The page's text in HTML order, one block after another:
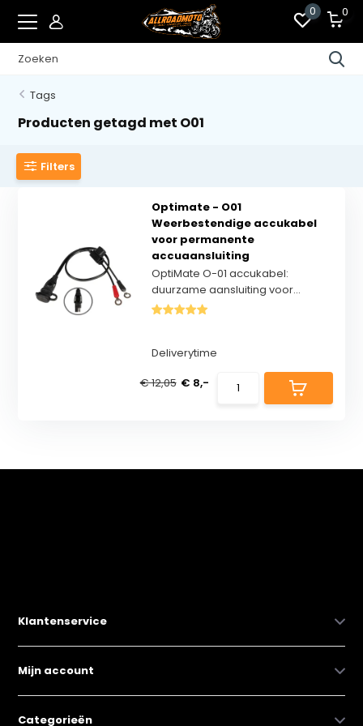
0 0
Tags
Producten getagd met O01
Filters
Optimate - O01
Weerbestendige accukabel
voor permanente
accuaansluiting
OptiMate O-01 accukabel:
duurzame aansluiting voor...
Deliverytime
€ 12,05 € 8,-
Klantenservice
Mijn account
Categorieën